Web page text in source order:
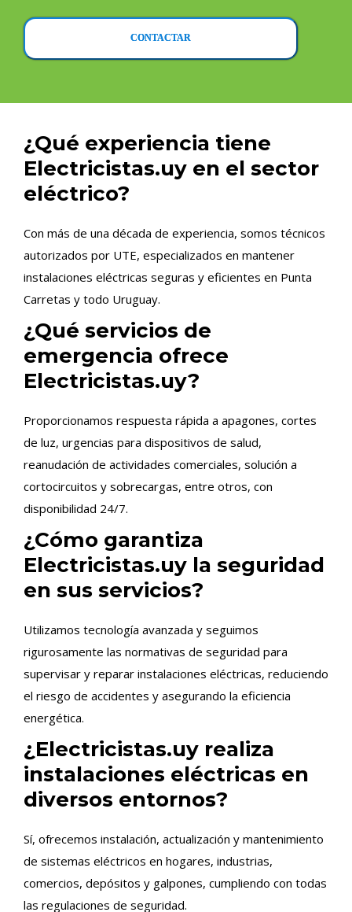
CONTACTAR
¿Qué experiencia tiene
Electricistas.uy en el sector
eléctrico?
Con más de una década de experiencia, somos técnicos
autorizados por UTE, especializados en mantener
instalaciones eléctricas seguras y eficientes en Punta
Carretas y todo Uruguay.
¿Qué servicios de
emergencia ofrece
Electricistas.uy?
Proporcionamos respuesta rápida a apagones, cortes
de luz, urgencias para dispositivos de salud,
reanudación de actividades comerciales, solución a
cortocircuitos y sobrecargas, entre otros, con
disponibilidad 24/7.
¿Cómo garantiza
Electricistas.uy la seguridad
en sus servicios?
Utilizamos tecnología avanzada y seguimos
rigurosamente las normativas de seguridad para
supervisar y reparar instalaciones eléctricas, reduciendo
el riesgo de accidentes y asegurando la eficiencia
energética.
¿Electricistas.uy realiza
instalaciones eléctricas en
diversos entornos?
Sí, ofrecemos instalación, actualización y mantenimiento
de sistemas eléctricos en hogares, industrias,
comercios, depósitos y galpones, cumpliendo con todas
las regulaciones de seguridad.